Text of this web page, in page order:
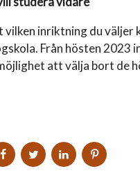
vilken inriktning du
Från hösten 2023
att välja bort de
DELA
PÅ
DELA
PÅ
DELA
PÅ